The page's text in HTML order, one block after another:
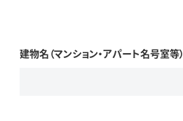
建物名（マンション・アパート名号室等）